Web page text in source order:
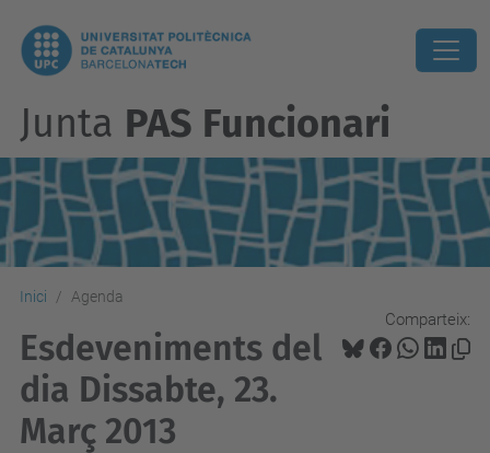
Junta PAS Funcionari
Inici Agenda
Comparteix:
Esdeveniments del
dia Dissabte, 23.
Març 2013